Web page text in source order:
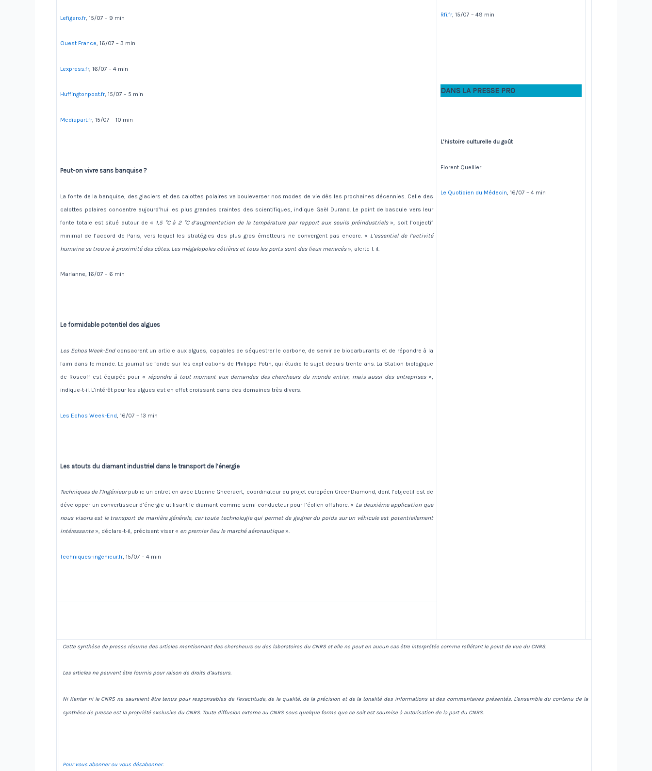
Rfi.fr, 15/07 – 49 min
DANS LA PRESSE PRO
L’histoire culturelle du goût
Florent Quellier
Le Quotidien du Médecin, 16/07 – 4 min
Lefigaro.fr, 15/07 – 9 min
Ouest France, 16/07 – 3 min
Lexpress.fr, 16/07 – 4 min
Huffingtonpost.fr, 15/07 – 5 min
Mediapart.fr, 15/07 – 10 min
Peut-on vivre sans banquise ?
La fonte de la banquise, des glaciers et des calottes polaires va bouleverser nos modes de vie dès les prochaines décennies. Celle des
calottes polaires concentre aujourd’hui les plus grandes craintes des scientifiques, indique Gaël Durand. Le point de bascule vers leur
fonte totale est situé autour de « 1,5 °C à 2 °C d’augmentation de la température par rapport aux seuils préindustriels», soit l’objectif
minimal de l’accord de Paris, vers lequel les stratégies des plus gros émetteurs ne convergent pas encore. « L’essentiel de l’activité
humaine se trouve à proximité des côtes. Les mégalopoles côtières et tous les ports sont des lieux menacés», alerte-t-il.
Marianne, 16/07 – 6 min
Le formidable potentiel des algues
Les Echos Week-Endconsacrent un article aux algues, capables de séquestrer le carbone, de servir de biocarburants et de répondre à la
faim dans le monde. Le journal se fonde sur les explications de Philippe Potin, qui étudie le sujet depuis trente ans. La Station biologique
de Roscoff est équipée pour « répondre à tout moment aux demandes des chercheurs du monde entier, mais aussi des entreprises»,
indique-t-il. L’intérêt pour les algues est en effet croissant dans des domaines très divers.
Les Echos Week-End , 16/07 – 13 min
Les atouts du diamant industriel dans le transport de l’énergie
Techniques de l’Ingénieurpublie un entretien avec Etienne Gheeraert, coordinateur du projet européen GreenDiamond, dont l’objectif est de
développer un convertisseur d’énergie utilisant le diamant comme semi-conducteur pour l’éolien offshore. « La deuxième application que
nous visons est le transport de manière générale, car toute technologie qui permet de gagner du poids sur un véhicule est potentiellement
intéressante», déclare-t-il, précisant viser « en premier lieu le marché aéronautique».
Techniques-ingenieur.fr, 15/07 – 4 min
Cette synthèse de presse résume des articles mentionnant des chercheurs ou des laboratoires du CNRS et elle ne peut en aucun cas être interprétée comme reflétant le point de vue du CNRS.
Les articles ne peuvent être fournis pour raison de droits d’auteurs.
Ni Kantar ni le CNRS ne sauraient être tenus pour responsables de l’exactitude, de la qualité, de la précision et de la tonalité des informations et des commentaires présentés. L’ensemble du contenu de la
synthèse de presse est la propriété exclusive du CNRS. Toute diffusion externe au CNRS sous quelque forme que ce soit est soumise à autorisation de la part du CNRS.
Pour vous abonner ou vous désabonner.